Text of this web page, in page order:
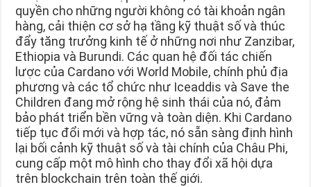
quyền cho những người không có tài khoản ngân
hàng, cải thiện cơ sở hạ tầng kỹ thuật số và thúc
đẩy tăng trưởng kinh tế ở những nơi như Zanzibar,
Ethiopia và Burundi. Các quan hệ đối tác chiến
lược của Cardano với World Mobile, chính phủ địa
phương và các tổ chức như Iceaddis và Save the
Children đang mở rộng hệ sinh thái của nó, đảm
bảo phát triển bền vững và toàn diện. Khi Cardano
tiếp tục đổi mới và hợp tác, nó sẵn sàng định hình
lại bối cảnh kỹ thuật số và tài chính của Châu Phi,
cung cấp một mô hình cho thay đổi xã hội dựa
trên blockchain trên toàn thế giới.